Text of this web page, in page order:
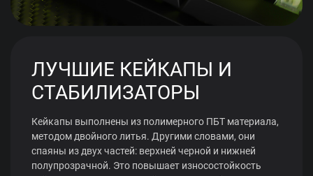
ЛУЧШИЕ КЕЙКАПЫ И
СТАБИЛИЗАТОРЫ
Кейкапы выполнены из полимерного ПБТ материала,
методом двойного литья. Другими словами, они
спаяны из двух частей: верхней черной и нижней
полупрозрачной. Это повышает износостойкость